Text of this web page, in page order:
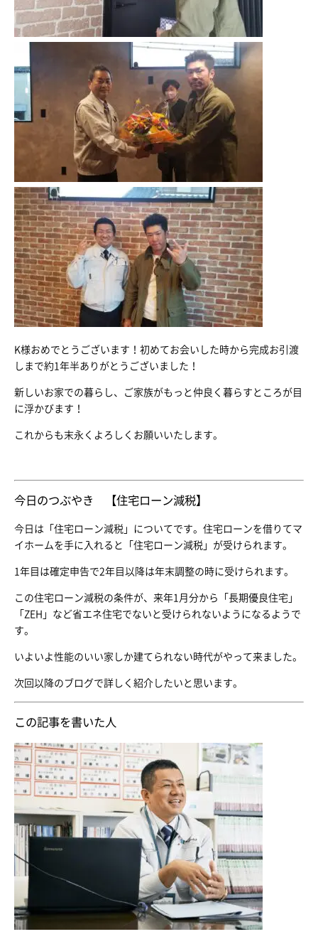
K様おめでとうございます！初めてお会いした時から完成お引渡
しまで約1年半ありがとうございました！
新しいお家での暮らし、ご家族がもっと仲良く暮らすところが目
に浮かびます！
これからも末永くよろしくお願いいたします。
今日のつぶやき 【住宅ローン減税】
今日は「住宅ローン減税」についてです。住宅ローンを借りてマ
イホームを手に入れると「住宅ローン減税」が受けられます。
1年目は確定申告で2年目以降は年末調整の時に受けられます。
この住宅ローン減税の条件が、来年1月分から「長期優良住宅」
「ZEH」など省エネ住宅でないと受けられないようになるようで
す。
いよいよ性能のいい家しか建てられない時代がやって来ました。
次回以降のブログで詳しく紹介したいと思います。
この記事を書いた人